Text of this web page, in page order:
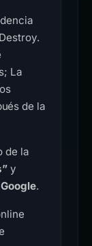
La
de la
de la
y
Google.